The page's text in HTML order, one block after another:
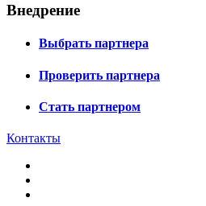
Внедрение
Выбрать партнера
Проверить партнера
Стать партнером
Контакты